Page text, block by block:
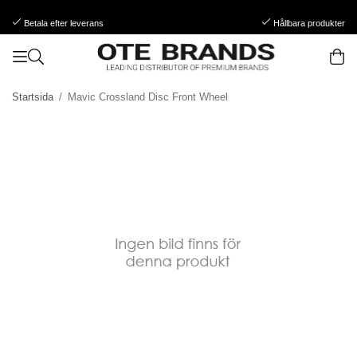
Betala efter leverans Hållbara produkter
Startsida / Mavic Crossland Disc Front Wheel